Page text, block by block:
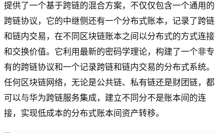
提供了一个基于跨链的混合方案，不仅仅包含一个通用的
跨链协议，它的中继侧还有一个分布式账本，记录了跨链
和链内交易，在不同区块链账本之间以分布式的方式连接
和交换价值。它利用最新的密码学理论，构建了一个非专
有的跨链协议和一个记录跨链和链内交易的分布式系统。
任何区块链网络，无论是公共链、私有链还是财团链，都
可以与华为跨链服务集成，建立不同分不是账本间的连
接，实现低成本的分布式账本间资产转移。